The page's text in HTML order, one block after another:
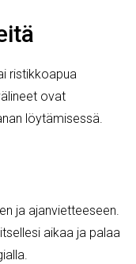
ristikkoapua
ovat
löytämisessä.
ja ajanvietteeseen.
aikaa ja palaa